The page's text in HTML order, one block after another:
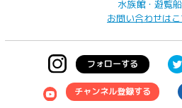
水族館・遊覧
お問い合わせはこ
フォローする
チャンネル登録する